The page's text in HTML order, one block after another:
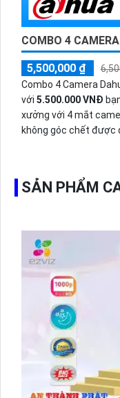
COMBO 4
5,500,000 ₫
Combo 4 Camera
với 5.500.000 VNĐ
xưởng với 4 mắt
không góc chết được
SẢN PHẨM